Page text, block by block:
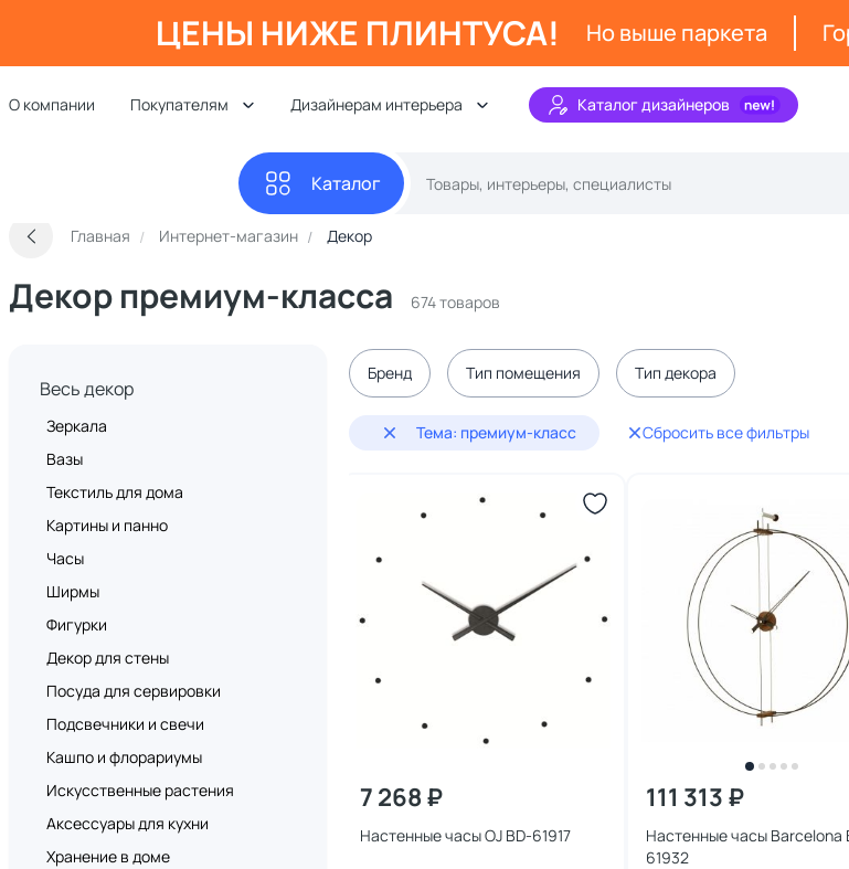
ЦЕНЫ НИЖЕ ПЛИНТУСА! Но выше паркета
О компании Покупателям Дизайнерам интерьера Каталог дизайнеров
Каталог
Главная Интернет-магазин Декор
Декор премиум-класса 674 товаров
Весь декор
Зеркала
Вазы
Текстиль для дома
Картины и панно
Часы
Ширмы
Фигурки
Декор для стены
Посуда для сервировки
Подсвечники и свечи
Кашпо и флорариумы
Искусственные растения
Аксессуары для кухни
Хранение в доме
Бренд Тип помещения Тип декора
Тема: премиум-класс Сбросить все фильтры
7 268 ₽
Настенные часы OJ BD-61917
111 313 ₽
Настенные часы Barcelona
61932